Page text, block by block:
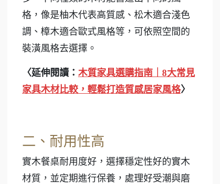
格，像是柚木代表高質感、松木適合淺色
調、樟木適合歐式風格等，可依照空間的
裝潢風格去選擇。
〈延伸閱讀： 木質家具選購指南｜8大常見
家具木材比較，輕鬆打造質感居家風格〉
二、耐用性高
實木餐桌耐用度好，選擇穩定性好的實木
材質，並定期進行保養，處理好受潮與磨